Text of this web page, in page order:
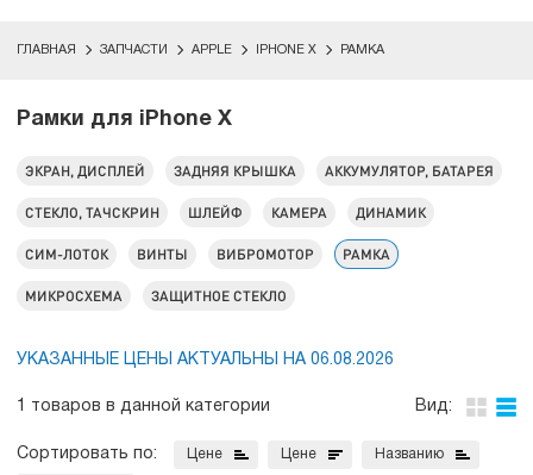
ГЛАВНАЯ ЗАПЧАСТИ APPLE IPHONE X РАМКА
Рамки для iPhone X
ЭКРАН, ДИСПЛЕЙ ЗАДНЯЯ КРЫШКА АККУМУЛЯТОР, БАТАРЕЯ
СТЕКЛО, ТАЧСКРИН ШЛЕЙФ КАМЕРА ДИНАМИК
СИМ-ЛОТОК ВИНТЫ ВИБРОМОТОР РАМКА
МИКРОСХЕМА ЗАЩИТНОЕ СТЕКЛО
УКАЗАННЫЕ ЦЕНЫ АКТУАЛЬНЫ НА 06.08.2026
1 товаров в данной категории Вид:
Сортировать по: Цене Цене Названию